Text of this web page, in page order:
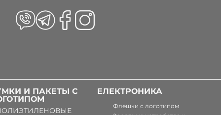
И ПАКЕТЫ С
ЕЛЕКТРОНИКА
Флешки с логотипом